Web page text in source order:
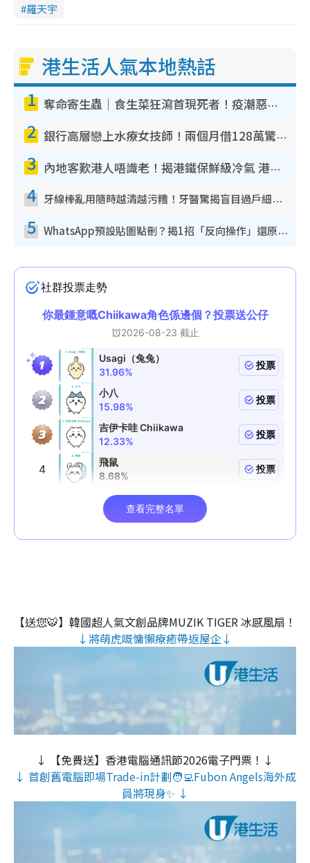
羅天宇
港生活人氣本地熱話
1 奪命寄生蟲｜食生菜狂瀉首現死者！疫潮惡化錄1.8萬宗病例 揭洗菜3大謬誤
2 銀行高層戀上水療女技師！兩個月借128萬驚覺「沉船」沉落火海 揭背後疑似邪教操控賣淫
3 內地客歎港人唔識老！揭港鐵保鮮級冷氣 港人求放過：咪投訴
4 牙線棒亂用隨時越清越污糟！牙醫驚揭盲目過戶細菌恐致蛀牙：呢種先係日常真保養
5 WhatsApp預設貼圖點刪？揭1招「反向操作」還原簡潔介面 附3步實測教學
【送您🐯】韓國超人氣文創品牌MUZIK TIGER 冰感風扇！
↓將萌虎嘅慵懶療癒帶返屋企↓
↓ 【免費送】香港電腦通訊節2026電子門票！↓
↓ 首創舊電腦即場Trade-in計劃🧑‍💻Fubon Angels海外成
員將現身✨ ↓